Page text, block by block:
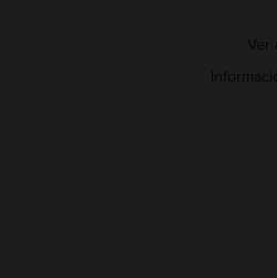
Ver